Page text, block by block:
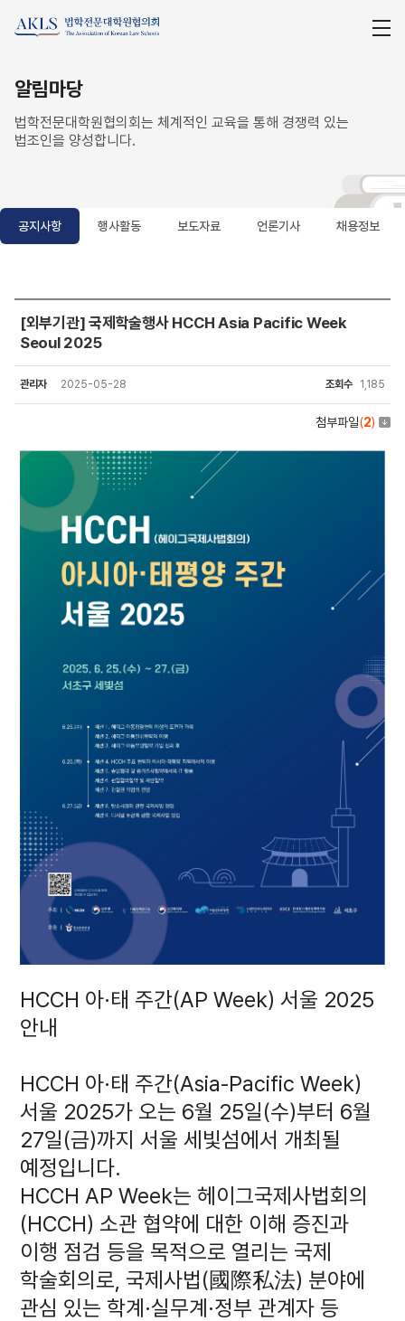
알림마당
법학전문대학원협의회는 체계적인 교육을 통해 경쟁력 있는
법조인을 양성합니다.
공지사항 행사활동 보도자료 언론기사 채용정보
공지사항
[외부기관] 국제학술행사 HCCH Asia Pacific Week
Seoul 2025
관리자 2025-05-28 조회수 1,185
첨부파일(2)
HCCH 아·태 주간(AP Week) 서울 2025
안내
HCCH 아·태 주간(Asia-Pacific Week)
서울 2025가 오는 6월 25일(수)부터 6월
27일(금)까지 서울 세빛섬에서 개최될
예정입니다.
HCCH AP Week는 헤이그국제사법회의
(HCCH) 소관 협약에 대한 이해 증진과
이행 점검 등을 목적으로 열리는 국제
학술회의로, 국제사법(國際私法) 분야에
관심 있는 학계·실무계·정부 관계자 등